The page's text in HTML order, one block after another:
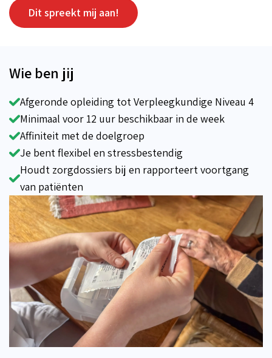
Dit spreekt mij aan!
Wie ben jij
Afgeronde opleiding tot Verpleegkundige Niveau 4
Minimaal voor 12 uur beschikbaar in de week
Affiniteit met de doelgroep
Je bent flexibel en stressbestendig
Houdt zorgdossiers bij en rapporteert voortgang
van patiënten